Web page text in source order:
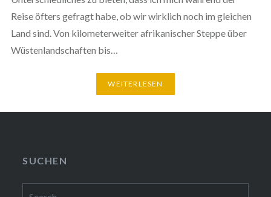
Reise öfters gefragt habe, ob wir wirklich noch im gleichen
Land sind. Von kilometerweiter afrikanischer Steppe über
Wüstenlandschaften bis…
WEITERLESEN
SUCHEN